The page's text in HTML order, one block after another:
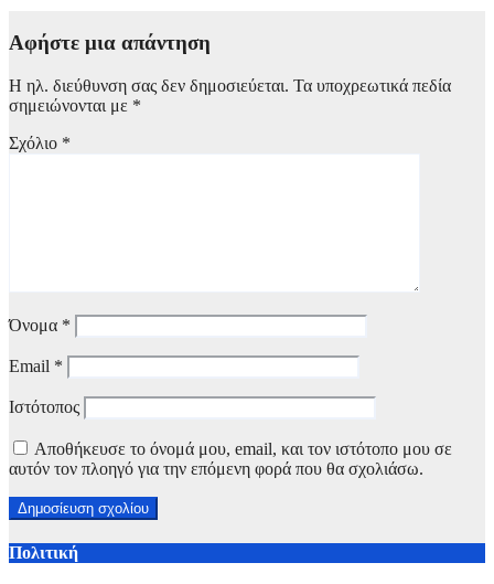
Αφήστε μια απάντηση
Η ηλ. διεύθυνση σας δεν δημοσιεύεται. Τα υποχρεωτικά πεδία
σημειώνονται με *
Σχόλιο *
Όνομα *
Email *
Ιστότοπος
Αποθήκευσε το όνομά μου, email, και τον ιστότοπο μου σε
αυτόν τον πλοηγό για την επόμενη φορά που θα σχολιάσω.
Πολιτική